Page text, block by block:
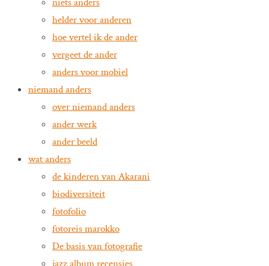
helder voor anderen
hoe vertel ik de ander
vergeet de ander
anders voor mobiel
niemand anders
over niemand anders
ander werk
ander beeld
wat anders
de kinderen van Akarani
biodiversiteit
fotofolio
fotoreis marokko
De basis van fotografie